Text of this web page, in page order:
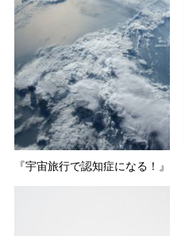
『宇宙旅行で認知症になる！』